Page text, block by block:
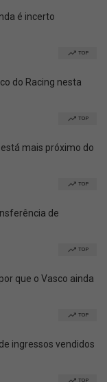
é incerto
TOP
do Racing nesta
TOP
mais próximo do
TOP
de
TOP
que o Vasco ainda
TOP
ingressos vendidos
TOP